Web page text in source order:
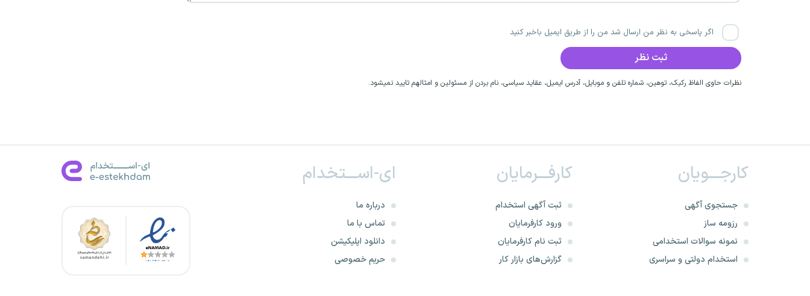
اگر پاسخی به نظر من ارسال شد من را از طریق ایمیل باخبر کنید
نظرات حاوی الفاظ رکیک، توهین، شماره تلفن و موبایل، آدرس ایمیل، عقاید سیاسی، نام بردن از مسئولین و امثالهم تایید نمیشود.
کارجـــویان
جستجوی آگهی
رزومه ساز
نمونه سوالات استخدامی
استخدام دولتی و سراسری
کارفـــرمایان
ثبت آگهی استخدام
ورود کارفرمایان
ثبت نام کارفرمایان
گزارش‌های بازار کار
ای-اســـتخدام
درباره ما
تماس با ما
دانلود اپلیکیشن
حریم خصوصی